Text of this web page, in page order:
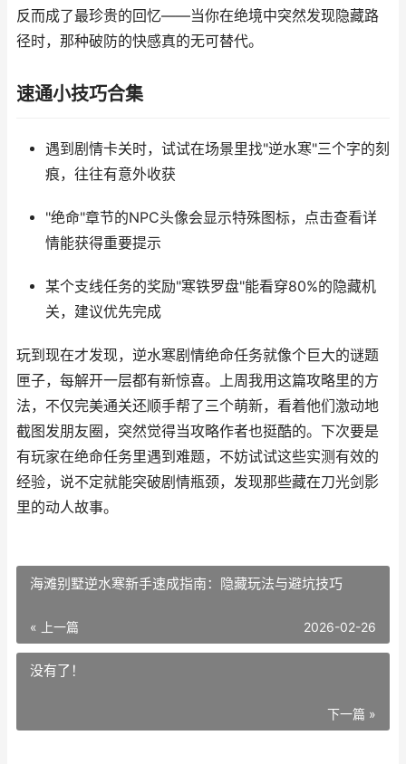
反而成了最珍贵的回忆——当你在绝境中突然发现隐藏路
径时，那种破防的快感真的无可替代。
速通小技巧合集
遇到剧情卡关时，试试在场景里找"逆水寒"三个字的刻
痕，往往有意外收获
"绝命"章节的NPC头像会显示特殊图标，点击查看详
情能获得重要提示
某个支线任务的奖励"寒铁罗盘"能看穿80%的隐藏机
关，建议优先完成
玩到现在才发现，逆水寒剧情绝命任务就像个巨大的谜题
匣子，每解开一层都有新惊喜。上周我用这篇攻略里的方
法，不仅完美通关还顺手帮了三个萌新，看着他们激动地
截图发朋友圈，突然觉得当攻略作者也挺酷的。下次要是
有玩家在绝命任务里遇到难题，不妨试试这些实测有效的
经验，说不定就能突破剧情瓶颈，发现那些藏在刀光剑影
里的动人故事。
海滩别墅逆水寒新手速成指南：隐藏玩法与避坑技巧
« 上一篇 2026-02-26
没有了！
下一篇 »